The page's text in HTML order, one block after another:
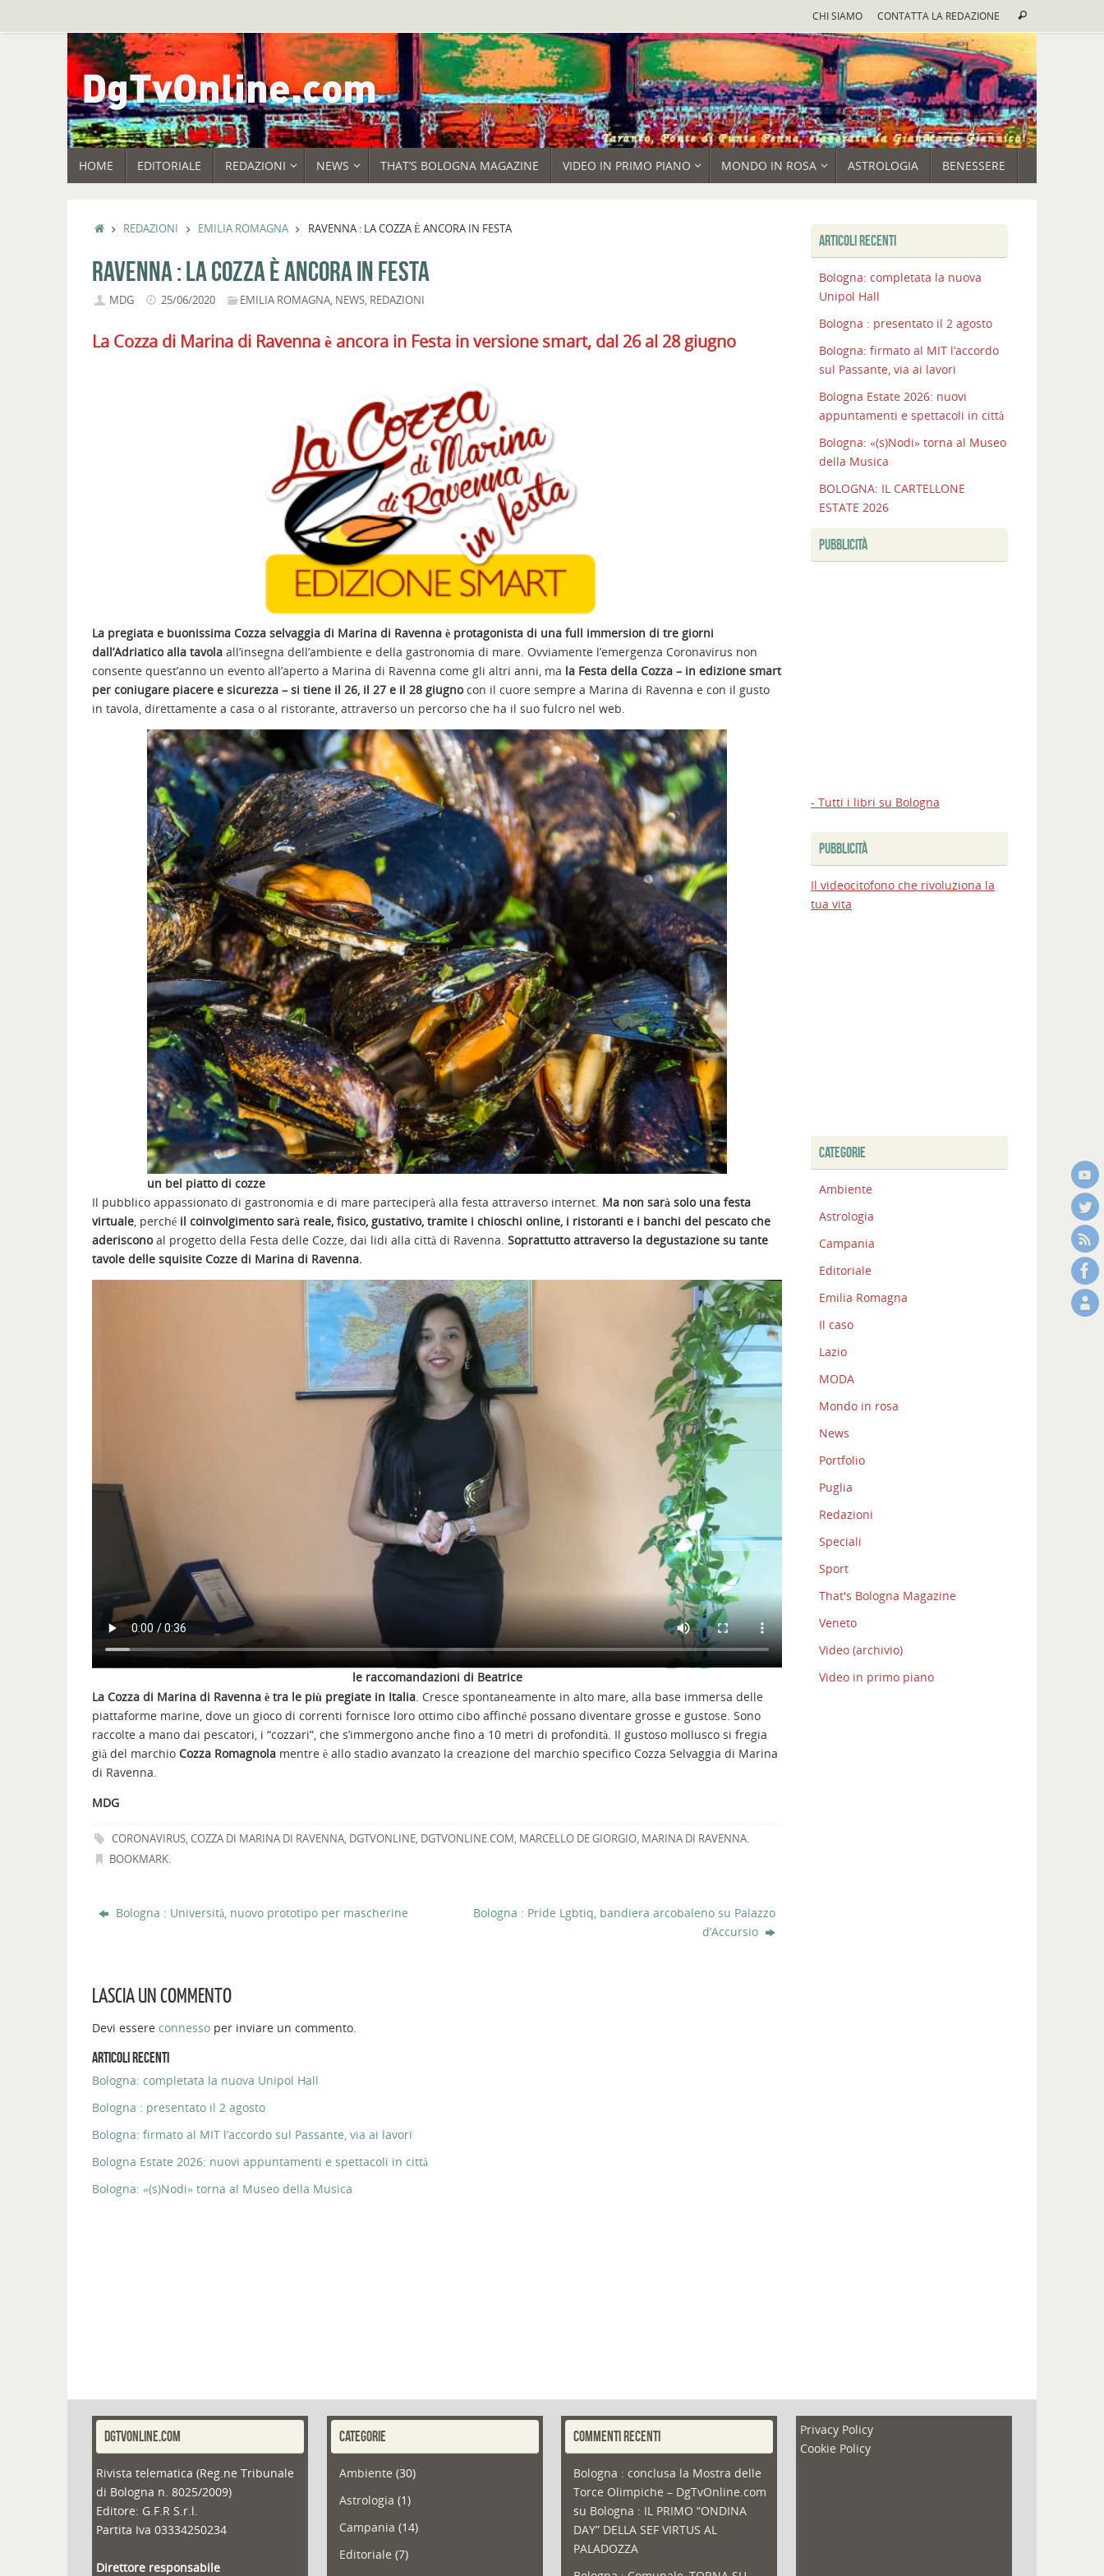
CHI SIAMO CONTATTA LA REDAZIONE Cerca
HOME EDITORIALE REDAZIONI NEWS THAT’S BOLOGNA MAGAZINE VIDEO IN PRIMO PIANO MONDO IN ROSA ASTROLOGIA BENESSERE
HOMEREDAZIONI EMILIA ROMAGNA RAVENNA : LA COZZA È ANCORA IN FESTA
RAVENNA : LA COZZA È ANCORA IN FESTA
MDG 25/06/2020 EMILIA ROMAGNA, NEWS, REDAZIONI
La Cozza di Marina di Ravenna è ancora in Festa in versione smart, dal 26 al 28 giugno
La pregiata e buonissima Cozza selvaggia di Marina di Ravenna è protagonista di una full immersion di tre giorni
dall’Adriatico alla tavola all’insegna dell’ambiente e della gastronomia di mare. Ovviamente l’emergenza Coronavirus non
consente quest’anno un evento all’aperto a Marina di Ravenna come gli altri anni, ma la Festa della Cozza – in edizione smart
per coniugare piacere e sicurezza – si tiene il 26, il 27 e il 28 giugnocon il cuore sempre a Marina di Ravenna e con il gusto
in tavola, direttamente a casa o al ristorante, attraverso un percorso che ha il suo fulcro nel web.
un bel piatto di cozze
Il pubblico appassionato di gastronomia e di mare parteciperà alla festa attraverso internet. Ma non sarà solo una festa
virtuale, perché il coinvolgimento sarà reale, fisico, gustativo, tramite i chioschi online, i ristoranti e i banchi del pescato che
aderisconoal progetto della Festa delle Cozze, dai lidi alla città di Ravenna. Soprattutto attraverso la degustazione su tante
tavole delle squisite Cozze di Marina di Ravenna.
le raccomandazioni di Beatrice
La Cozza di Marina di Ravenna è tra le più pregiate in Italia. Cresce spontaneamente in alto mare, alla base immersa delle
piattaforme marine, dove un gioco di correnti fornisce loro ottimo cibo affinché possano diventare grosse e gustose. Sono
raccolte a mano dai pescatori, i “cozzari”, che s’immergono anche fino a 10 metri di profondità. Il gustoso mollusco si fregia
già del marchio Cozza Romagnola mentre è allo stadio avanzato la creazione del marchio specifico Cozza Selvaggia di Marina
di Ravenna.
MDG
CORONAVIRUS,COZZA DI MARINA DI RAVENNA, DGTVONLINE, DGTVONLINE.COM, MARCELLO DE GIORGIO, MARINA DI RAVENNA.
BOOKMARK.
Bologna : Università, nuovo prototipo per mascherine
Bologna : Pride Lgbtiq, bandiera arcobaleno su Palazzo
d’Accursio
LASCIA UN COMMENTO
Devi essere connesso per inviare un commento.
ARTICOLI RECENTI
Bologna: completata la nuova Unipol Hall
Bologna : presentato il 2 agosto
Bologna: firmato al MIT l’accordo sul Passante, via ai lavori
Bologna Estate 2026: nuovi appuntamenti e spettacoli in città
Bologna: «(s)Nodi» torna al Museo della Musica
ARTICOLI RECENTI
Bologna: completata la nuova
Unipol Hall
Bologna : presentato il 2 agosto
Bologna: firmato al MIT l’accordo
sul Passante, via ai lavori
Bologna Estate 2026: nuovi
appuntamenti e spettacoli in città
Bologna: «(s)Nodi» torna al Museo
della Musica
BOLOGNA: IL CARTELLONE
ESTATE 2026
PUBBLICITÀ
- Tutti i libri su Bologna
PUBBLICITÀ
Il videocitofono che rivoluziona la
tua vita
CATEGORIE
Ambiente
Astrologia
Campania
Editoriale
Emilia Romagna
Il caso
Lazio
MODA
Mondo in rosa
News
Portfolio
Puglia
Redazioni
Speciali
Sport
That's Bologna Magazine
Veneto
Video (archivio)
Video in primo piano
DGTVONLINE.COM
Rivista telematica (Reg.ne Tribunale
di Bologna n. 8025/2009)
Editore: G.F.R S.r.l.
Partita Iva 03334250234
Direttore responsabile
CATEGORIE
Ambiente (30)
Astrologia (1)
Campania (14)
Editoriale (7)
COMMENTI RECENTI
Bologna : conclusa la Mostra delle
Torce Olimpiche – DgTvOnline.com
su Bologna : IL PRIMO “ONDINA
DAY” DELLA SEF VIRTUS AL
PALADOZZA
Privacy Policy
Cookie Policy